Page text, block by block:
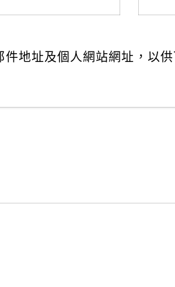
件地址及個人網站網址，以